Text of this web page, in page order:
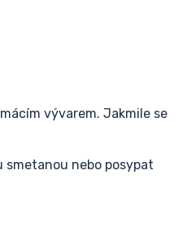
vývarem. Jakmile se
smetanou nebo posypat